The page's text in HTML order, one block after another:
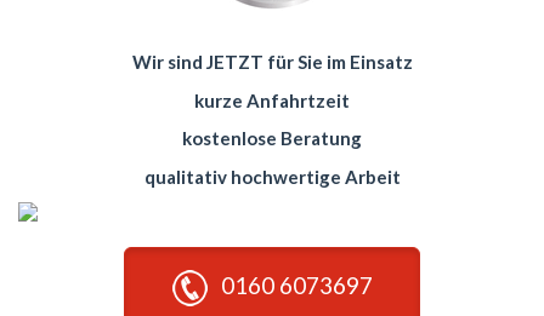
Wir sind JETZT für Sie im Einsatz
kurze Anfahrtzeit
kostenlose Beratung
qualitativ hochwertige Arbeit
0160 6073697